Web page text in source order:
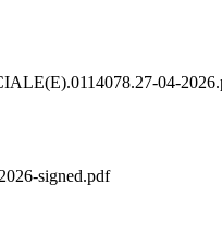
04-
signed.pdf